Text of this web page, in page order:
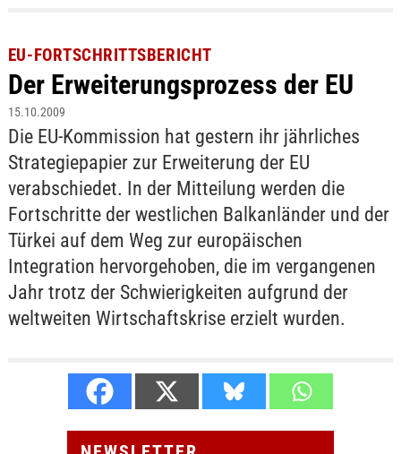
EU-FORTSCHRITTSBERICHT
Der Erweiterungsprozess der EU
15.10.2009
Die EU-Kommission hat gestern ihr jährliches
Strategiepapier zur Erweiterung der EU
verabschiedet. In der Mitteilung werden die
Fortschritte der westlichen Balkanländer und der
Türkei auf dem Weg zur europäischen
Integration hervorgehoben, die im vergangenen
Jahr trotz der Schwierigkeiten aufgrund der
weltweiten Wirtschaftskrise erzielt wurden.